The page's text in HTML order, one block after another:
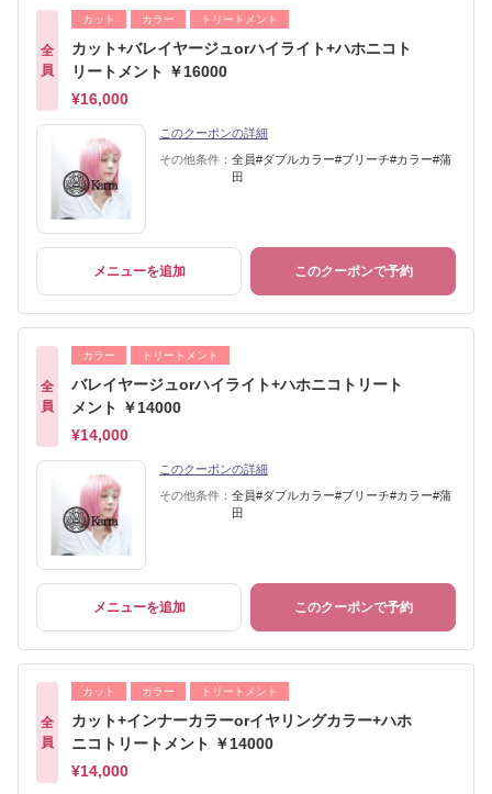
全
員
カット カラー トリートメント
カット+バレイヤージュorハイライト+ハホニコト
リートメント ￥16000
¥16,000
このクーポンの詳細
その他条件： 全員#ダブルカラー#ブリーチ#カラー#蒲
田
メニューを追加 このクーポンで予約
全
員
カラー トリートメント
バレイヤージュorハイライト+ハホニコトリート
メント ￥14000
¥14,000
このクーポンの詳細
その他条件： 全員#ダブルカラー#ブリーチ#カラー#蒲
田
メニューを追加 このクーポンで予約
全
員
カット カラー トリートメント
カット+インナーカラーorイヤリングカラー+ハホ
ニコトリートメント ￥14000
¥14,000